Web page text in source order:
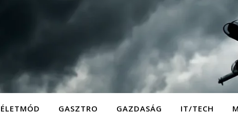
ÉLETMÓD GASZTRO GAZDASÁG IT/TECH